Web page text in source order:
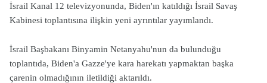
İsrail Kanal 12 televizyonunda, Biden'ın katıldığı İsrail Savaş
Kabinesi toplantısına ilişkin yeni ayrıntılar yayımlandı.
İsrail Başbakanı Binyamin Netanyahu'nun da bulunduğu
toplantıda, Biden'a Gazze'ye kara harekatı yapmaktan başka
çarenin olmadığının iletildiği aktarıldı.